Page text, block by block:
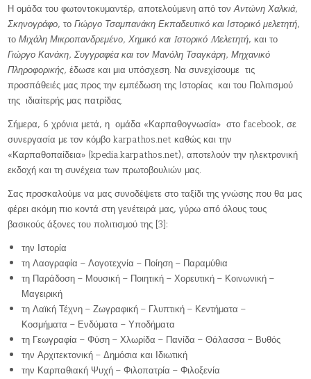
Η ομάδα του φωτοντοκυμαντέρ, αποτελούμενη από τονΑντώνη Χαλκιά,
Σκηνογράφο, τοΓιώργο Τσαμπανάκη Εκπαδευτικό και Ιστορικό μελετητή,
τοΜιχάλη Μικροπανδρεμένο, Χημικό και Iστορικό Mελετητή, και το
Γιώργο Κανάκη, Συγγραφέα και τον Μανόλη Τσαγκάρη, Μηχανικό
Πληροφορικής, έδωσε και μια υπόσχεση. Να συνεχίσουμε τις
προσπάθειές μας προς την εμπέδωση της Ιστορίας και του Πολιτισμού
της ιδιαίτερής μας πατρίδας.
Σήμερα, 6 χρόνια μετά, η ομάδα «Καρπαθογνωσία» στο facebook, σε
συνεργασία με τον κόμβο karpathos.net καθώς και την
«Καρπαθοπαίδεια» (kpedia.karpathos.net), αποτελούν την ηλεκτρονική
εκδοχή και τη συνέχεια των πρωτοβουλιών μας.
Σας προσκαλούμε να μας συνοδέψετε στο ταξίδι της γνώσης που θα μας
φέρει ακόμη πιο κοντά στη γενέτειρά μας, γύρω από όλους τους
βασικούς άξονες του πολιτισμού της [3]:
την Ιστορία
τη Λαογραφία – Λογοτεχνία – Ποίηση – Παραμύθια
τη Παράδοση – Μουσική – Ποιητική – Χορευτική – Κοινωνική –
Μαγειρική
τη Λαϊκή Τέχνη – Ζωγραφική – Γλυπτική – Κεντήματα –
Κοσμήματα – Ενδύματα – Υποδήματα
τη Γεωγραφία – Φύση – Χλωρίδα – Πανίδα – Θάλασσα – Βυθός
την Αρχιτεκτονική – Δημόσια και Ιδιωτική
την Καρπαθιακή Ψυχή – Φιλοπατρία – Φιλοξενία